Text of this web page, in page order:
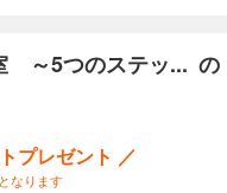
～5つのステッ... の
プレゼント ／
なります